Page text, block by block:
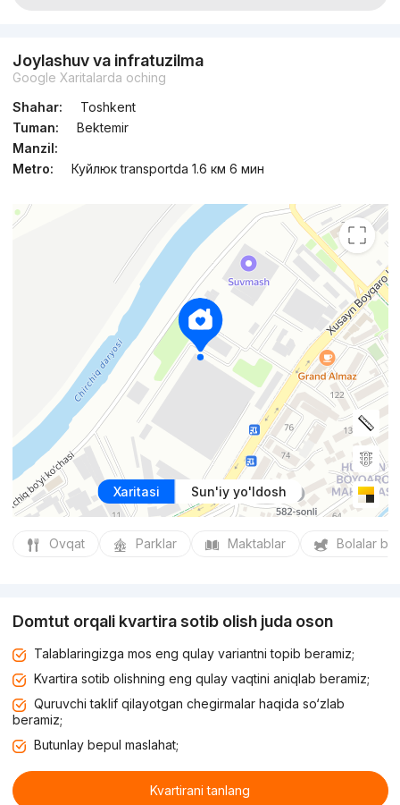
Joylashuv va infratuzilma
Google Xaritalarda oching
Shahar:
Toshkent
Tuman:
Bektemir
Manzil:
Metro:
Куйлюк transportda 1.6 км 6 мин
Xaritasi Sun'iy yo'ldosh
Ovqat Parklar Maktablar Bolalar
Domtut orqali kvartira sotib olish juda oson
Talablaringizga mos eng qulay variantni topib beramiz;
Kvartira sotib olishning eng qulay vaqtini aniqlab beramiz;
Quruvchi taklif qilayotgan chegirmalar haqida so‘zlab
beramiz;
Butunlay bepul maslahat;
Kvartirani tanlang